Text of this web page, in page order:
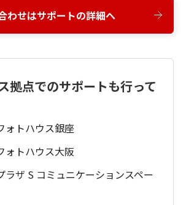
わせはサポートの詳細へ
拠点でのサポートも行って
ォトハウス銀座
ォトハウス大阪
ラザ S コミュニケーションスペー